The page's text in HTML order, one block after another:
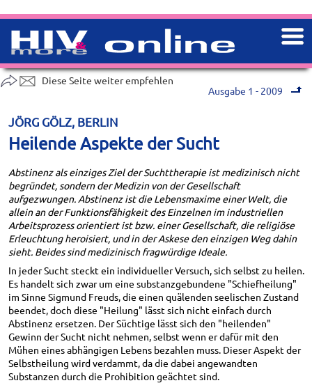
Ausgabe 1 - 2009
JÖRG GÖLZ, BERLIN
Heilende Aspekte der Sucht
Abstinenz als einziges Ziel der Suchttherapie ist medizinisch nicht
begründet, sondern der Medizin von der Gesellschaft
aufgezwungen. Abstinenz ist die Lebensmaxime einer Welt, die
allein an der Funktionsfähigkeit des Einzelnen im industriellen
Arbeitsprozess orientiert ist bzw. einer Gesellschaft, die religiöse
Erleuchtung heroisiert, und in der Askese den einzigen Weg dahin
sieht. Beides sind medizinisch fragwürdige Ideale.
In jeder Sucht steckt ein individueller Versuch, sich selbst zu heilen.
Es handelt sich zwar um eine substanzgebundene "Schiefheilung"
im Sinne Sigmund Freuds, die einen quälenden seelischen Zustand
beendet, doch diese "Heilung" lässt sich nicht einfach durch
Abstinenz ersetzen. Der Süchtige lässt sich den "heilenden"
Gewinn der Sucht nicht nehmen, selbst wenn er dafür mit den
Mühen eines abhängigen Lebens bezahlen muss. Dieser Aspekt der
Selbstheilung wird verdammt, da die dabei angewandten
Substanzen durch die Prohibition geächtet sind.
Diese Seite weiter empfehlen